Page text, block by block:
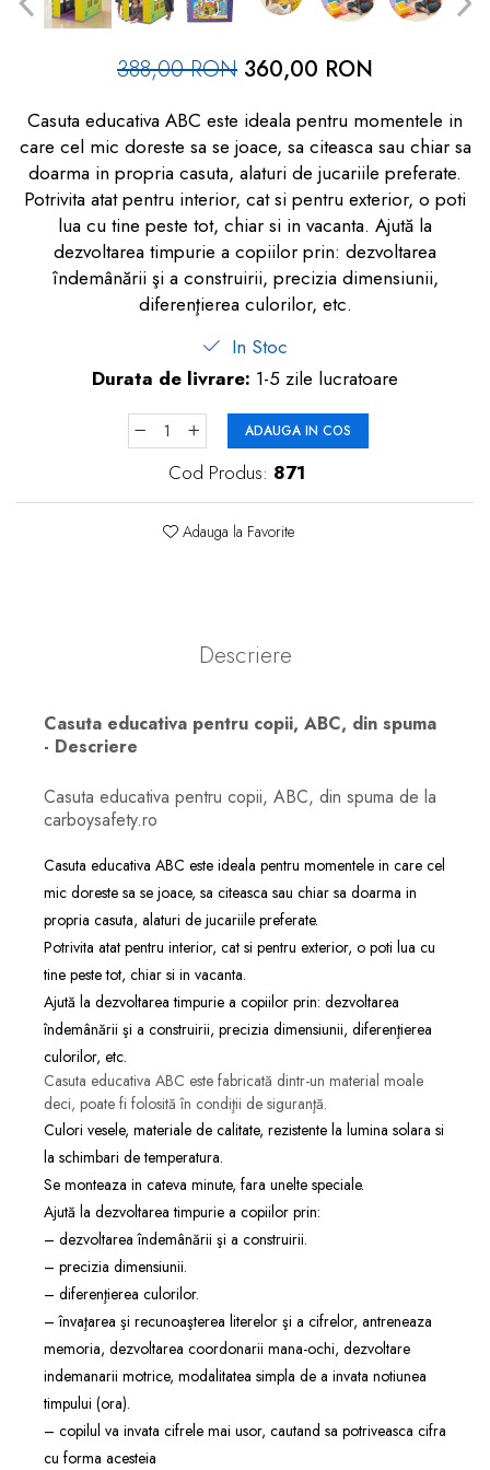
dopuri de urechi
Produse îngrijire copii
388,00 RON 360,00 RON
Casuta educativa ABC este ideala pentru momentele in
care cel mic doreste sa se joace, sa citeasca sau chiar sa
doarma in propria casuta, alaturi de jucariile preferate.
Potrivita atat pentru interior, cat si pentru exterior, o poti
lua cu tine peste tot, chiar si in vacanta. Ajută la
dezvoltarea timpurie a copiilor prin: dezvoltarea
îndemânării şi a construirii, precizia dimensiunii,
diferenţierea culorilor, etc.
In Stoc
Durata de livrare: 1-5 zile lucratoare
ADAUGA IN COS
Cod Produs: 871
Adauga la Favorite
Descriere
Casuta educativa pentru copii, ABC, din spuma
- Descriere
Casuta educativa pentru copii, ABC, din spuma de la
carboysafety.ro
Casuta educativa ABC este ideala pentru momentele in care cel
mic doreste sa se joace, sa citeasca sau chiar sa doarma in
propria casuta, alaturi de jucariile preferate.
Potrivita atat pentru interior, cat si pentru exterior, o poti lua cu
tine peste tot, chiar si in vacanta.
Ajută la dezvoltarea timpurie a copiilor prin: dezvoltarea
îndemânării şi a construirii, precizia dimensiunii, diferenţierea
culorilor, etc.
Casuta educativa ABC este fabricată dintr-un material moale
deci, poate fi folosită în condiţii de siguranţă.
Culori vesele, materiale de calitate, rezistente la lumina solara si
la schimbari de temperatura.
Se monteaza in cateva minute, fara unelte speciale.
Ajută la dezvoltarea timpurie a copiilor prin:
– dezvoltarea îndemânării şi a construirii.
– precizia dimensiunii.
– diferenţierea culorilor.
– învaţarea şi recunoaşterea literelor şi a cifrelor, antreneaza
memoria, dezvoltarea coordonarii mana-ochi, dezvoltare
indemanarii motrice, modalitatea simpla de a invata notiunea
timpului (ora).
– copilul va invata cifrele mai usor, cautand sa potriveasca cifra
cu forma acesteia